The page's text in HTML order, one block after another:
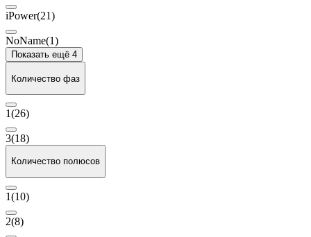
iPower(21)
NoName(1)
Показать ещё 4
Количество фаз
1(26)
3(18)
Количество полюсов
1(10)
2(8)